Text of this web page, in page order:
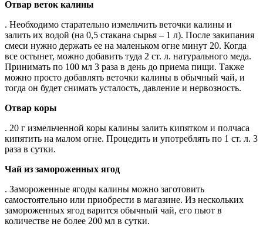
Отвар веток калины
. Необходимо старательно измельчить веточки калины и
залить их водой (на 0,5 стакана сырья – 1 л). После закипания
смеси нужно держать ее на маленьком огне минут 20. Когда
все остынет, можно добавить туда 2 ст. л. натурального меда.
Принимать по 100 мл 3 раза в день до приема пищи. Также
можно просто добавлять веточки калины в обычный чай, и
тогда он будет снимать усталость, давление и нервозность.
Отвар коры
. 20 г измельченной коры калины залить кипятком и полчаса
кипятить на малом огне. Процедить и употреблять по 1 ст. л. 3
раза в сутки.
Чай из замороженных ягод
. Замороженные ягоды калины можно заготовить
самостоятельно или приобрести в магазине. Из нескольких
замороженных ягод варится обычный чай, его пьют в
количестве не более 200 мл в сутки.